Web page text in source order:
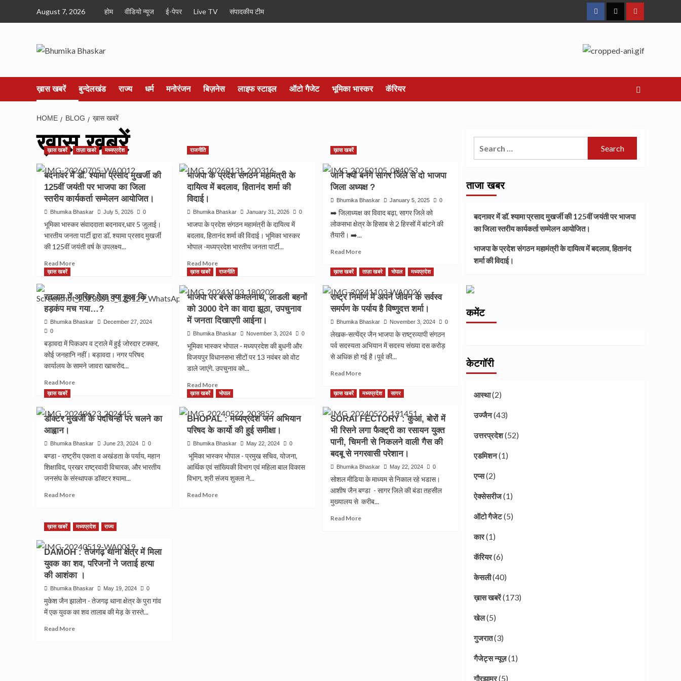
August 7, 2026 होम वीडियो न्यूज ई-पेपर Live TV संपादकीय टीम
FacebookTwitterYoutube
ख़ास खबरें बुन्देलखंड राज्य धर्म मनोरंजन बिज़नेस लाइफ स्टाइल ऑटो गैजेट भूमिका भास्कर कॅरियर
HOME BLOG ख़ास खबरें
ख़ास खबरें
ख़ास खबरें ताज़ा खबरे मध्यप्रदेश
बदनावर में डॉ. श्यामा प्रसाद मुखर्जी की
125वीं जयंती पर भाजपा का जिला
स्तरीय कार्यकर्ता सम्मेलन आयोजित।
Bhumika Bhaskar July 5, 2026 0
भूमिका भास्कर संवाददाता बदनावर,धार 5 जुलाई।
भारतीय जनता पार्टी द्वारा डॉ. श्यामा प्रसाद मुखर्जी
की 125वीं जयंती वर्ष के उपलक्ष्य...
Read MoreRead
बदनावर
में
डॉ.
श्यामा
की
125वीं
जयंती
स्तरीय
आयोजित।
राजनीति
भाजपा के प्रदेश संगठन महामंत्री के
दायित्व में बदलाव, हितानंद शर्मा की
विदाई।
Bhumika Bhaskar January 31, 2026 0
भाजपा के प्रदेश संगठन महामंत्री के दायित्व में
बदलाव, हितानंद शर्मा की विदाई। भूमिका भास्कर
भोपाल -मध्यप्रदेश भारतीय जनता पार्टी...
Read MoreRead
more
भाजपा
के
प्रदेश
संगठन
दायित्व
में
बदलाव,
शर्मा
की
ख़ास खबरें
जाने क्यों बनेगे सागर जिले से दो भाजपा
जिला अध्यक्ष ?
Bhumika Bhaskar January 5, 2025 0
➡️ जिलाध्यक्ष का विवाद बढ़ा, सागर जिले को
लोकसभा क्षेत्र के हिसाब से 2 हिस्सों में बांटने की
तैयारी। ➡️...
Read MoreRead
about
क्यों
बनेगे
सागर
दो
भाजपा
जिला
?
ख़ास खबरें
रतलाम में आखिर ऐसा क्या हुआ कि
हड़कंप मच गया…?
Bhumika Bhaskar
December 27, 2024
0
बड़ावदा में पिकअप व ट्राले में हुई जोरदार टक्कर,
कोई जनहानि नहीं। बड़ावदा। नगर परिषद
कार्यालय के सामने जावरा खाचरोद...
Read MoreRead
रतलाम
में
हुआ
कि
हड़कंप
गया…?
ख़ास खबरें राजनीति
भाजपा पर बरसे कमलनाथ, लाडली बहनों
को 3000 देने का वादा झूठा, उपचुनाव
में जनता दिखाएगी आईना।
Bhumika Bhaskar November 3, 2024 0
भूमिका भास्कर भोपाल - मध्यप्रदेश की बुधनी और
विजयपुर विधानसभा सीटों पर 13 नवंबर को वोट
डाले जाएंगे. उपचुनाव को...
Read MoreRead
more
भाजपा
पर
बरसे
कमलनाथ,
लाडली
बहनों
को
3000
ख़ास खबरें ताज़ा खबरे भोपाल मध्यप्रदेश
राष्ट्र निर्माण में अपने जीवन के सर्वस्व
समर्पण के पर्याय है विष्णुदत्त शर्मा।
Bhumika Bhaskar November 3, 2024 0
लेखक-सत्येंद्र जैन भाजपा के राष्ट्रव्यापी संगठन
पर्व सदस्यता अभियान में सदस्य संख्या दस करोड़
से अधिक हो गई है।पूर्व की...
Read MoreRead
about
निर्माण
में
अपने
जीवन
के
सर्वस्व
समर्पण
के
पर्याय
विष्णुदत्त
शर्मा।
ख़ास खबरें
डॉक्टर मुखर्जी के पदचिन्हों पर चलने का
आह्वान।
Bhumika Bhaskar June 23, 2024 0
बण्डा - राष्ट्रीय एकता व अखंडता के पर्याय, महान
शिक्षाविद, प्रखर राष्ट्रवादी विचारक, और भारतीय
जनसंघ के संस्थापक डॉक्टर श्यामा...
Read MoreRead
डॉक्टर
मुखर्जी
पदचिन्हों
पर
चलने
का
आह्वान।
ख़ास खबरें भोपाल
BHOPAL : मध्यप्रदेश जन अभियान
परिषद के कार्यो की हुई समीक्षा।
Bhumika Bhaskar May 22, 2024 0
भूमिका भास्कर भोपाल - प्रमुख सचिव, योजना,
आर्थिक एवं सांख्यिकी विभाग एवं महिला बाल विकास
विभाग, श्री संजय शुक्‍ला ने...
Read MoreRead
ख़ास खबरें मध्यप्रदेश सागर
SORAI FECTORY : कुआं, बोरों में
भी रिसने लगा फैक्ट्री का रसायन युक्त
पानी, चिमनी से निकलने वाली गैस की
बदबू से नगरवासी परेशान।
Bhumika Bhaskar May 22, 2024 0
सोशल मीडिया के माध्यम से निकाल रहे भडास।
आशीष जैन बण्डा - सागर जिले की बंडा तहसील
मुख्यालय से करीब...
Read MoreRead
ख़ास खबरें मध्यप्रदेश राज्य
DAMOH : तेजगढ़ थाना क्षेत्र में मिला
युवक का शव, परिजनों ने जताई हत्या
की आशंका ।
Bhumika Bhaskar May 19, 2024 0
मुकेश जैन झालोन - तेजगढ़ थाना क्षेत्र के पुरा गांव
में एक युवक का शव तालाब की मेड़ के रास्ते...
Read MoreRead
ताजा खबर
बदनावर में डॉ. श्यामा प्रसाद मुखर्जी की 125वीं जयंती पर भाजपा
का जिला स्तरीय कार्यकर्ता सम्मेलन आयोजित।
भाजपा के प्रदेश संगठन महामंत्री के दायित्व में बदलाव, हितानंद
शर्मा की विदाई।
कमेंट
केटगॉरी
आस्था(2)
उज्जैन(43)
उत्तरप्रदेश(52)
एडमिशन(1)
एप्स(2)
ऐक्सेसरीज(1)
ऑटो गैजेट(5)
कार(1)
कॅरियर(6)
केसली(40)
ख़ास खबरें(173)
खेल(5)
गुजरात(3)
गैजेट्स न्यूज़(1)
गौरझामर(5)